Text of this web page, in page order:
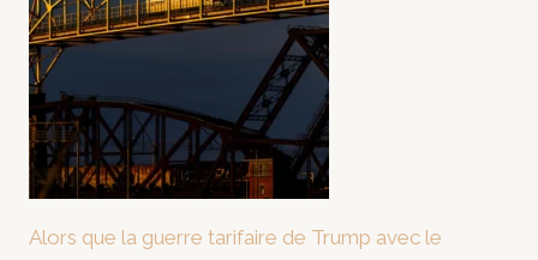
Alors que la guerre tarifaire de Trump avec le